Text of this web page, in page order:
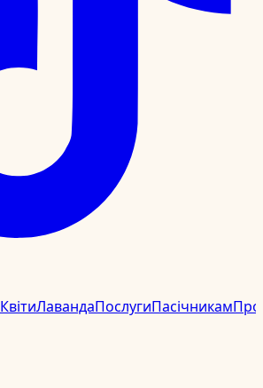
КвітиЛавандаПослугиПасічникамПро